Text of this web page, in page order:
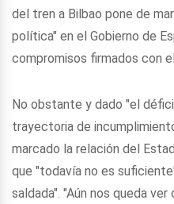
del tren a Bilbao pone de
política" en el Gobierno de
compromisos firmados con
No obstante y dado "el
trayectoria de
marcado la relación del
que "todavía no es
saldada". "Aún nos queda